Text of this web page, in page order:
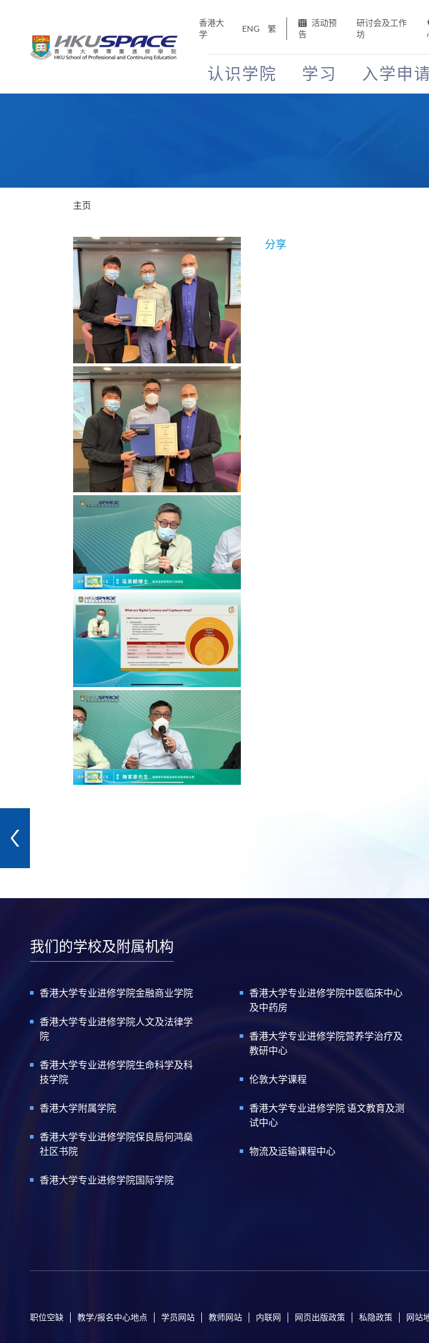
香港大
学
ENG 繁
活动预
告
研讨会及工作
坊
认识学院 学习 入学申请
主页
分享
我们的学校及附属机构
香港大学专业进修学院金融商业学院
香港大学专业进修学院人文及法律学
院
香港大学专业进修学院生命科学及科
技学院
香港大学附属学院
香港大学专业进修学院保良局何鸿燊
社区书院
香港大学专业进修学院国际学院
香港大学专业进修学院中医临床中心
及中药房
香港大学专业进修学院营养学治疗及
教研中心
伦敦大学课程
香港大学专业进修学院 语文教育及测
试中心
物流及运输课程中心
职位空缺 教学/报名中心地点 学员网站 教师网站 内联网 网页出版政策 私隐政策 网站